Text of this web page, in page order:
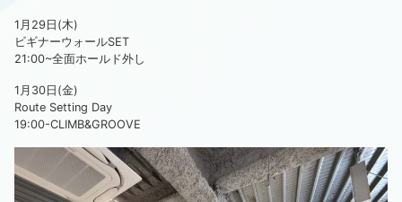
1月29日(木)
ビギナーウォールSET
21:00~全面ホールド外し
1月30日(金)
Route Setting Day
19:00-CLIMB&GROOVE